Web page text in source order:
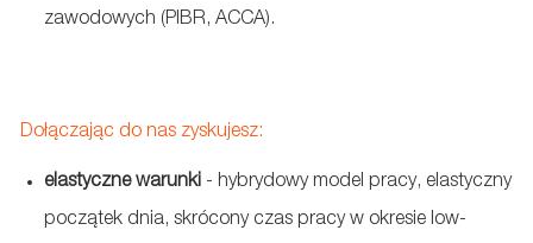
zawodowych (PIBR, ACCA).
Dołączając do nas zyskujesz:
elastyczne warunki - hybrydowy model pracy, elastyczny
początek dnia, skrócony czas pracy w okresie low-